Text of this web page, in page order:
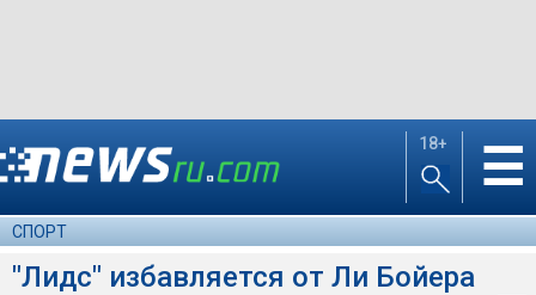
18+ ☰
СПОРТ
"Лидс" избавляется от Ли Бойера